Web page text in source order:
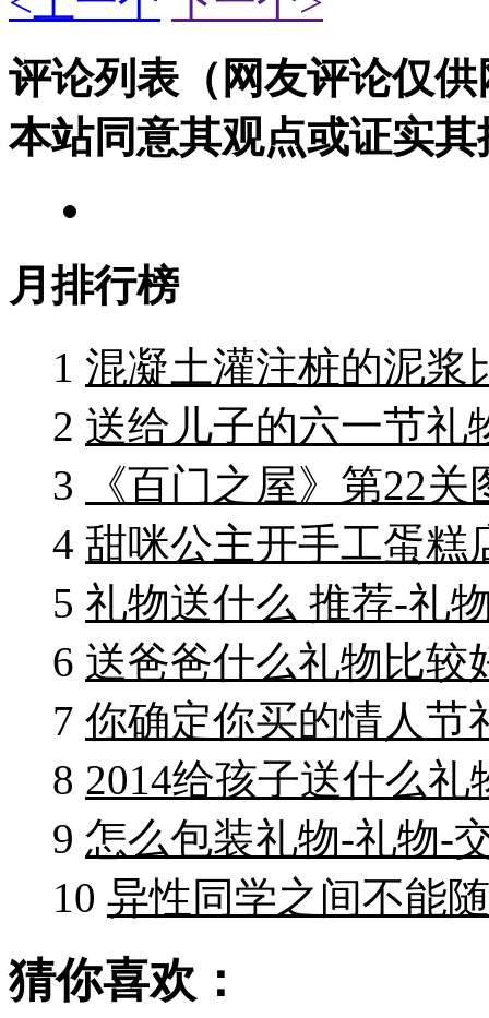
评论列表（网友评论仅
本站同意其观点或证实其
月排行榜
1 混凝土灌注桩的泥浆
2 送给儿子的六一节礼
3
《百门之屋》第22
4 甜咪公主开手工蛋糕
5 礼物送什么 推荐-礼
6 送爸爸什么礼物比较
7 你确定你买的情人节
8 2014给孩子送什么
9 怎么包装礼物-礼物-
10 异性同学之间不能
猜你喜欢：